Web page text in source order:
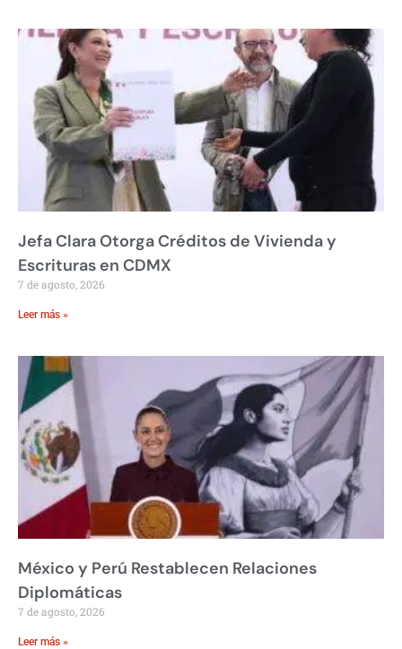
Jefa Clara Otorga Créditos de Vivienda y
Escrituras en CDMX
7 de agosto, 2026
Leer más »
México y Perú Restablecen Relaciones
Diplomáticas
7 de agosto, 2026
Leer más »